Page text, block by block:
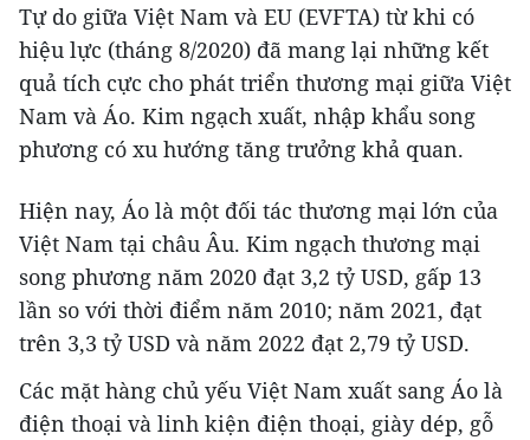
Tự do giữa Việt Nam và EU (EVFTA) từ khi có
hiệu lực (tháng 8/2020) đã mang lại những kết
quả tích cực cho phát triển thương mại giữa Việt
Nam và Áo. Kim ngạch xuất, nhập khẩu song
phương có xu hướng tăng trưởng khả quan.
Hiện nay, Áo là một đối tác thương mại lớn của
Việt Nam tại châu Âu. Kim ngạch thương mại
song phương năm 2020 đạt 3,2 tỷ USD, gấp 13
lần so với thời điểm năm 2010; năm 2021, đạt
trên 3,3 tỷ USD và năm 2022 đạt 2,79 tỷ USD.
Các mặt hàng chủ yếu Việt Nam xuất sang Áo là
điện thoại và linh kiện điện thoại, giày dép, gỗ